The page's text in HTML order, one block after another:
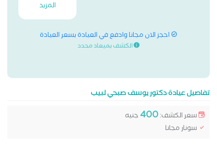
المزيد
احجز الان مجانا وادفع في العيادة بسعر العيادة
الكشف بميعاد محدد
تفاصيل عيادة دكتور يوسف صبحي لبيب
سعر الكشف:400 جنيه
سونار مجانا